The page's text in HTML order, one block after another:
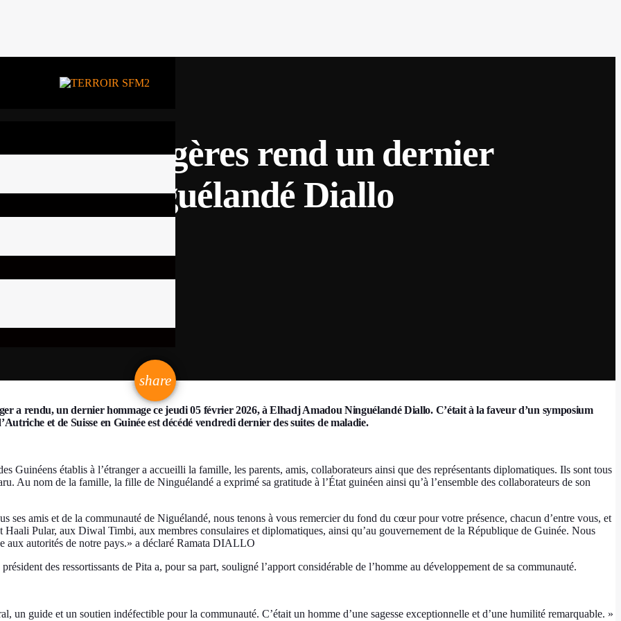
Etrangères rend un dernier
Niguélandé Diallo
share
email
a rendu, un dernier hommage ce jeudi 05 février 2026, à Elhadj Amadou Ninguélandé Diallo. C’était à la faveur d’un symposium
et de Suisse en Guinée est décédé vendredi dernier des suites de maladie.
Guinéens établis à l’étranger a accueilli la famille, les parents, amis, collaborateurs ainsi que des représentants diplomatiques. Ils sont tous
Au nom de la famille, la fille de Ninguélandé a exprimé sa gratitude à l’État guinéen ainsi qu’à l’ensemble des collaborateurs de son
ses amis et de la communauté de Niguélandé, nous tenons à vous remercier du fond du cœur pour votre présence, chacun d’entre vous, et
Pular, aux Diwal Timbi, aux membres consulaires et diplomatiques, ainsi qu’au gouvernement de la République de Guinée. Nous
aux autorités de notre pays.» a déclaré Ramata DIALLO
des ressortissants de Pita a, pour sa part, souligné l’apport considérable de l’homme au développement de sa communauté.
un guide et un soutien indéfectible pour la communauté. C’était un homme d’une sagesse exceptionnelle et d’une humilité remarquable. »